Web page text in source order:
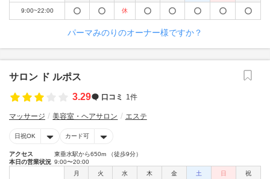
9:00~22:00 休
パーマみのりのオーナー様ですか？
サロン ド ルポス
3.29
口コミ 1件
マッサージ 美容室・ヘアサロン エステ
日祝OK カード可
アクセス
東垂水駅から650m （徒歩9分）
本日の営業状況 9:00〜20:00
月
火 水 木 金 土 日 祝